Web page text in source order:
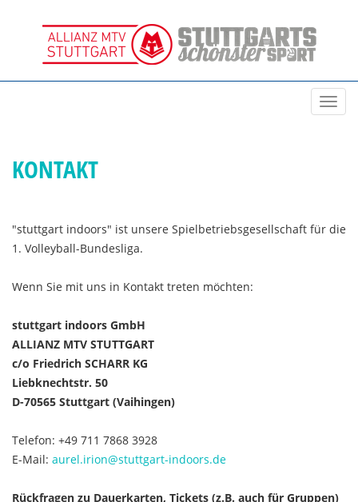
KONTAKT
"stuttgart indoors" ist unsere Spielbetriebsgesellschaft für die
1. Volleyball-Bundesliga.
Wenn Sie mit uns in Kontakt treten möchten:
stuttgart indoors GmbH
ALLIANZ MTV STUTTGART
c/o Friedrich SCHARR KG
Liebknechtstr. 50
D-70565 Stuttgart (Vaihingen)
Telefon: +49 711 7868 3928
E-Mail: aurel.irion@stuttgart-indoors.de
Rückfragen zu Dauerkarten, Tickets (z.B. auch für Gruppen)